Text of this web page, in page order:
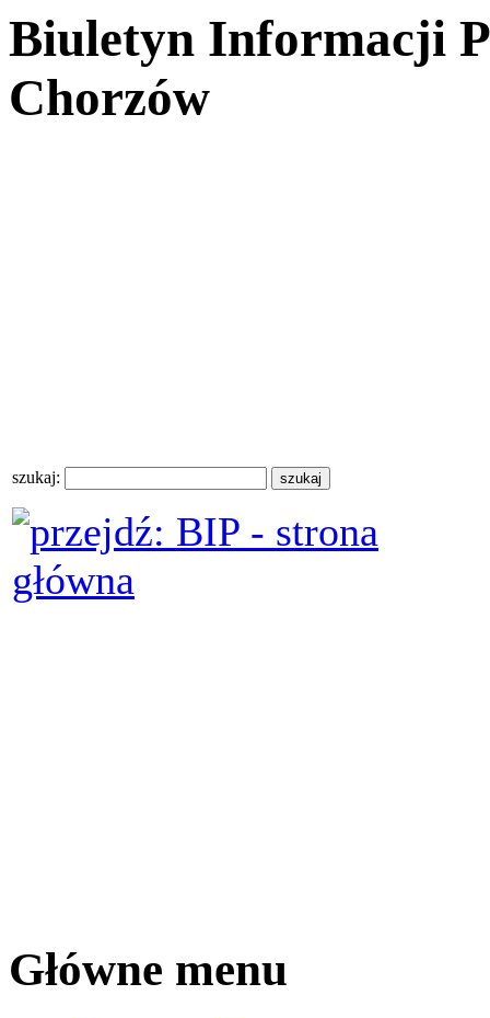
Biuletyn Informacji
Chorzów
szukaj:
Główne menu